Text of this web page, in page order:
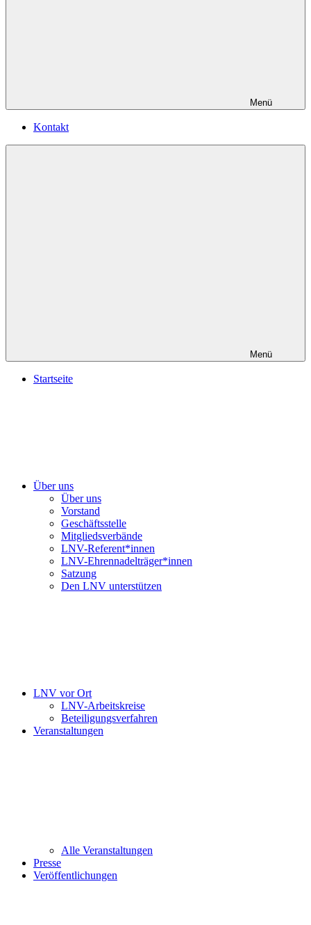
Menü
Kontakt
Menü
Startseite
Über uns
Über uns
Vorstand
Geschäftsstelle
Mitgliedsverbände
LNV-Referent*innen
LNV-Ehrennadelträger*innen
Satzung
Den LNV unterstützen
LNV vor Ort
LNV-Arbeitskreise
Beteiligungsverfahren
Veranstaltungen
Alle Veranstaltungen
Presse
Veröffentlichungen